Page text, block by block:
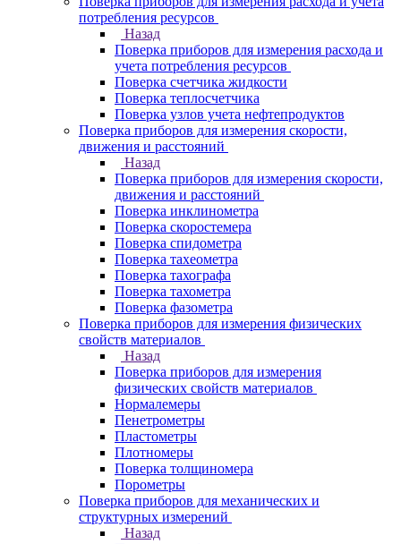
потребления ресурсов
Назад
Поверка приборов для измерения расхода и
учета потребления ресурсов
Поверка счетчика жидкости
Поверка теплосчетчика
Поверка узлов учета нефтепродуктов
Поверка приборов для измерения скорости,
движения и расстояний
Назад
Поверка приборов для измерения скорости,
движения и расстояний
Поверка инклинометра
Поверка скоростемера
Поверка спидометра
Поверка тахеометра
Поверка тахографа
Поверка тахометра
Поверка фазометра
Поверка приборов для измерения физических
свойств материалов
Назад
Поверка приборов для измерения
физических свойств материалов
Нормалемеры
Пенетрометры
Пластометры
Плотномеры
Поверка толщиномера
Порометры
Поверка приборов для механических и
структурных измерений
Назад